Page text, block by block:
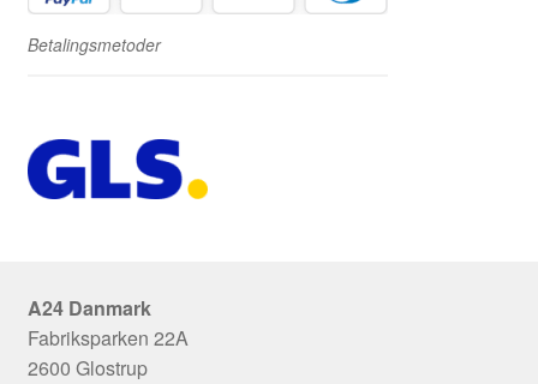
Betalingsmetoder
A24 Danmark
Fabriksparken 22A
2600 Glostrup